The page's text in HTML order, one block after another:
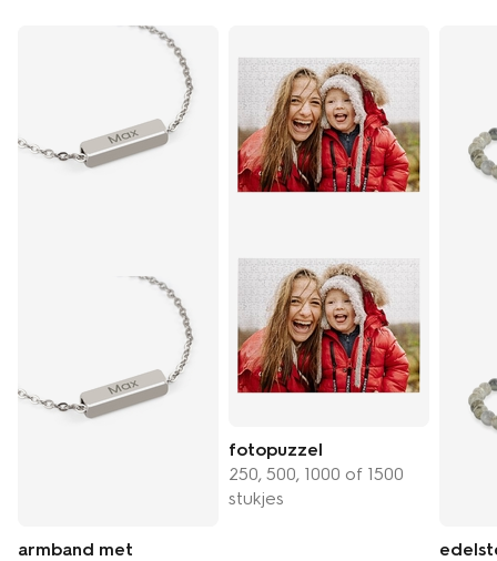
armband met
fotopuzzel
250, 500, 1000 of 1500
stukjes